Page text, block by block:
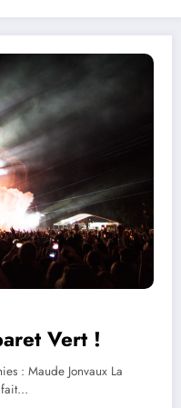
Vert !
: Maude Jonvaux La
fait…